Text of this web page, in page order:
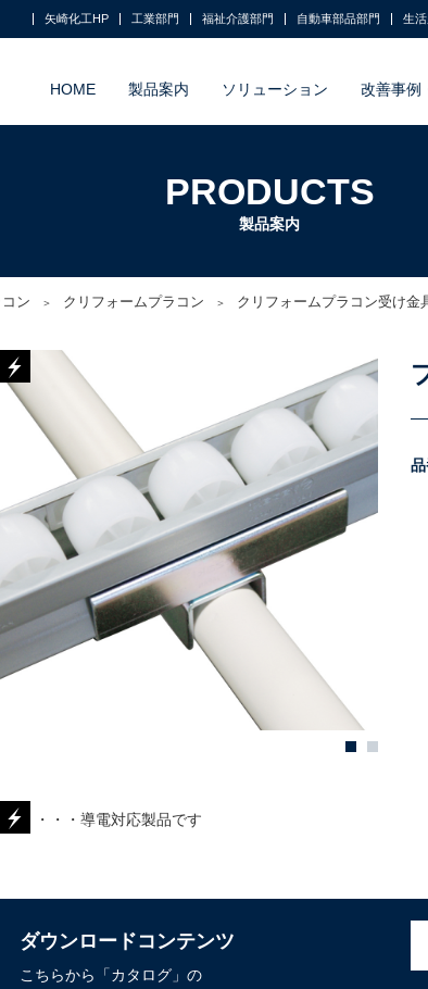
矢崎化工HP 工業部門 福祉介護部門 自動車部品部門 生
HOME 製品案内 ソリューション 改善事例
PRODUCTS
製品案内
ン クリフォームプラコン クリフォームプラコン受け金
・・・導電対応製品です
ダウンロードコンテンツ
こちらから「カタログ」の